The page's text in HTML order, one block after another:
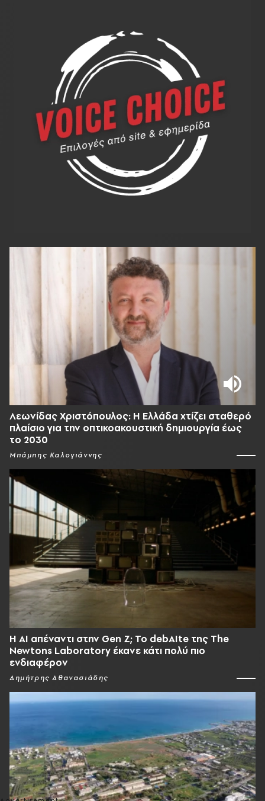
Λεωνίδας Χριστόπουλος: Η Ελλάδα χτίζει σταθερό
πλαίσιο για την οπτικοακουστική δημιουργία έως
το 2030
Μπάμπης Καλογιάννης
Η AI απέναντι στην Gen Z; Το debAIte της The
Newtons Laboratory έκανε κάτι πολύ πιο
ενδιαφέρον
Δημήτρης Αθανασιάδης